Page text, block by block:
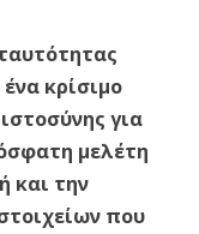
κρίσιμο
για
μελέτη
και την
που